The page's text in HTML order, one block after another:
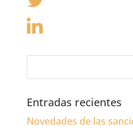
Entradas recientes
Novedades de las